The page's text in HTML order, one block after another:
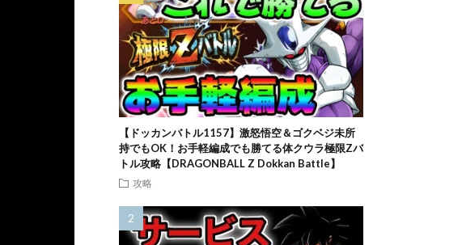
【ドッカンバトル1157】激怒悟空＆ゴクベジ未所
持でもOK！お手軽編成でも勝てる体クウラ極限Zバ
トル攻略【DRAGONBALL Z Dokkan Battle】
攻略